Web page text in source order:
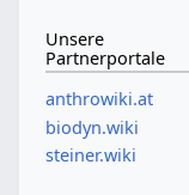
Unsere
Partnerportale
anthrowiki.at
biodyn.wiki
steiner.wiki